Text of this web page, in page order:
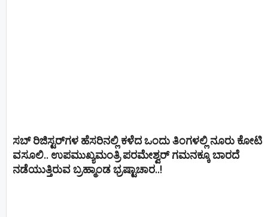
ಸಬ್ ರಿಜಿಸ್ಟರ್​ಗಳ ಹೆಸರಿನಲ್ಲಿ ಕಳೆದ ಒಂದು ತಿಂಗಳಲ್ಲಿ ನೂರು ಕೋಟಿ
ವಸೂಲಿ.. ಉಪಮುಖ್ಯಮಂತ್ರಿ ಪರಮೇಶ್ವರ್​ ಗಮನಕ್ಕೂ ಬಾರದೆ
ನಡೆಯುತ್ತಿರುವ ಬ್ರಹ್ಮಾಂಡ ಭ್ರಷ್ಟಾಚಾರ..!